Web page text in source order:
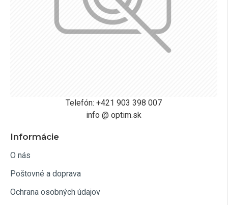
Telefón: +421 903 398 007
info @ optim.sk
Informácie
O nás
Poštovné a doprava
Ochrana osobných údajov